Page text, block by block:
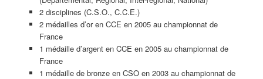
2 disciplines (C.S.O., C.C.E.)
2 médailles d’or en CCE en 2005 au championnat de
France
1 médaille d’argent en CCE en 2005 au championnat de
France
1 médaille de bronze en CSO en 2003 au championnat de